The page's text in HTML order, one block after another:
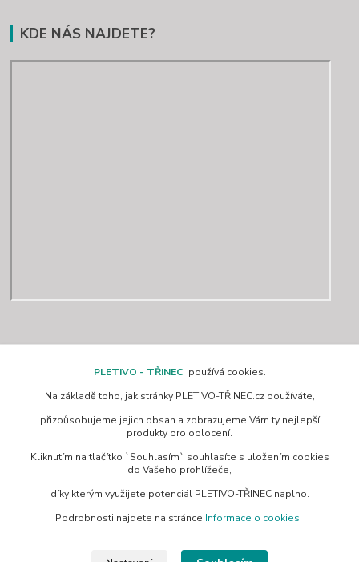
KDE NÁS NAJDETE?
www.pletivo-trinec.cz
Raszka Petr
+420 725 944 049
Denně 10.00–21.00 hod
pletivotrinec@seznam.cz
PLETIVO - TŘINEC používá cookies.
Na základě toho, jak stránky PLETIVO-TŘINEC.cz používáte,
přizpůsobujeme jejich obsah a zobrazujeme Vám ty nejlepší
produkty pro oplocení.
Kliknutím na tlačítko `Souhlasím` souhlasíte s uložením cookies
do Vašeho prohlížeče,
díky kterým využijete potenciál PLETIVO-TŘINEC naplno.
Podrobnosti najdete na stránce Informace o cookies.